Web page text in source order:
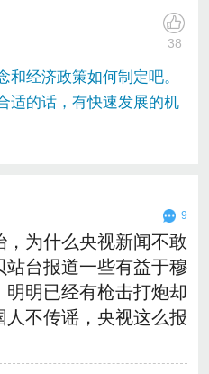
38
经济政策如何制定吧。
适的话，有快速发展的机
9
为什么央视新闻不敢
台报道一些有益于穆
明已经有枪击打炮却
不传谣，央视这么报